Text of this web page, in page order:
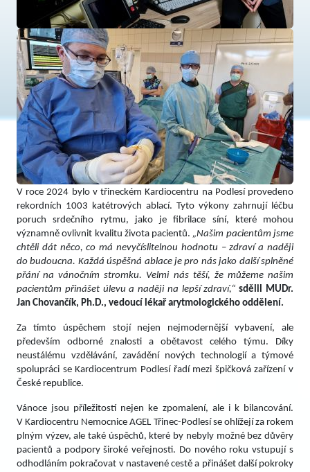
V roce 2024 bylo v třineckém Kardiocentru na Podlesí provedeno
rekordních 1003 katétrových ablací. Tyto výkony zahrnují léčbu
poruch srdečního rytmu, jako je fibrilace síní, které mohou
významně ovlivnit kvalitu života pacientů. „Našim pacientům jsme
chtěli dát něco, co má nevyčíslitelnou hodnotu – zdraví a naději
do budoucna. Každá úspěšná ablace je pro nás jako další splněné
přání na vánočním stromku. Velmi nás těší, že můžeme našim
pacientům přinášet úlevu a naději na lepší zdraví,“sdělil MUDr.
Jan Chovančík, Ph.D., vedoucí lékař arytmologického oddělení.
Za tímto úspěchem stojí nejen nejmodernější vybavení, ale
především odborné znalosti a obětavost celého týmu. Díky
neustálému vzdělávání, zavádění nových technologií a týmové
spolupráci se Kardiocentrum Podlesí řadí mezi špičková zařízení v
České republice.
Vánoce jsou příležitostí nejen ke zpomalení, ale i k bilancování.
V Kardiocentru Nemocnice AGEL Třinec-Podlesí se ohlížejí za rokem
plným výzev, ale také úspěchů, které by nebyly možné bez důvěry
pacientů a podpory široké veřejnosti. Do nového roku vstupují s
odhodláním pokračovat v nastavené cestě a přinášet další pokroky